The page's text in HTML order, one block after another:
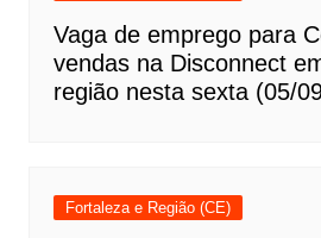
Vaga de emprego para
vendas na Disconnect
região nesta sexta (05/
Fortaleza e Região (CE)